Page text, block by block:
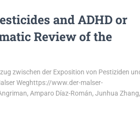
and ADHD or
Review of the
zwischen der Exposition von Pestiziden
Weghttps://www.der-malser-
Amparo Díaz-Román, Junhua Zhang,